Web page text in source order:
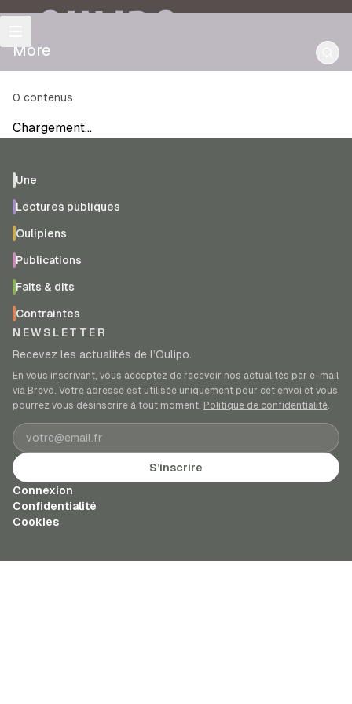
OULIPO
More
0 contenus
Chargement…
Une
Lectures publiques
Oulipiens
Publications
Faits & dits
Contraintes
NEWSLETTER
Recevez les actualités de l’Oulipo.
En vous inscrivant, vous acceptez de recevoir nos actualités par e-mail
via Brevo. Votre adresse est utilisée uniquement pour cet envoi et vous
pourrez vous désinscrire à tout moment. Politique de confidentialité.
Adresse e-mail
S’inscrire
Connexion
Confidentialité
Cookies